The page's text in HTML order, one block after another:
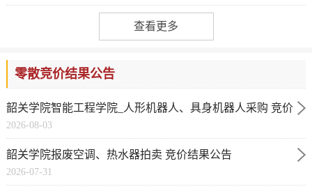
查看更多
零散竞价结果公告
韶关学院智能工程学院_人形机器人、具身机器人采购 竞价
结果公告(JJ26072414265025)
2026-08-03
韶关学院报废空调、热水器拍卖 竞价结果公告
(JJ26071818502596)
2026-07-31